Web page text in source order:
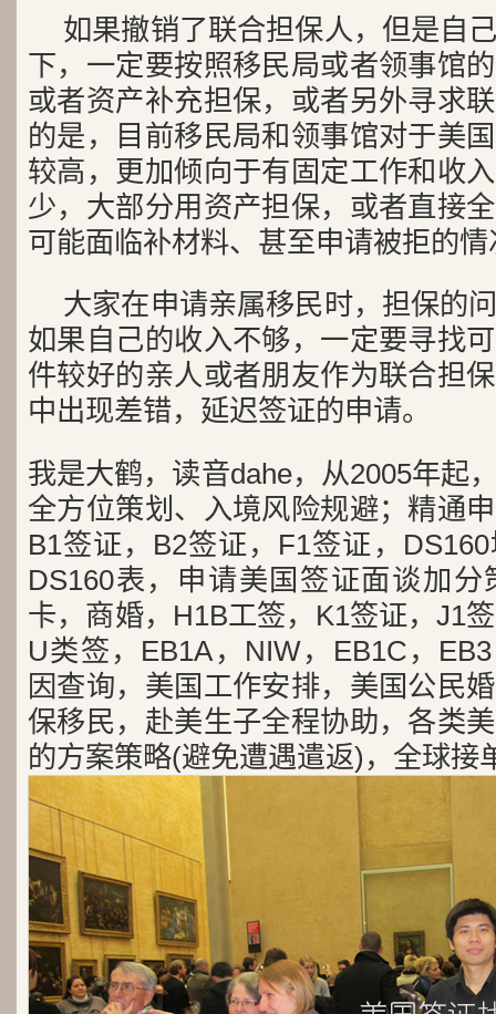
如果撤销了联合担保人，但是自
下，一定要按照移民局或者领事馆
或者资产补充担保，或者另外寻求
的是，目前移民局和领事馆对于美
较高，更加倾向于有固定工作和收
少，大部分用资产担保，或者直接
可能面临补材料、甚至申请被拒的情
大家在申请亲属移民时，担保的
如果自己的收入不够，一定要寻找
件较好的亲人或者朋友作为联合担
中出现差错，延迟签证的申请。
我是大鹤，读音dahe，从2005年起
全方位策划、入境风险规避；精通
B1签证，B2签证，F1签证，
DS160表，申请美国签证面谈加
卡，商婚，H1B工签，K1签证，J1
U类签，EB1A，NIW，EB1C，
因查询，美国工作安排，美国公民
保移民，赴美生子全程协助，各类
的方案策略(避免遭遇遣返)，全球接